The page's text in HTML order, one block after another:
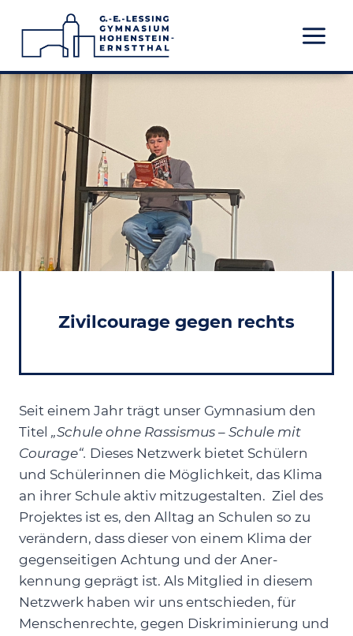
Inhalt
springen
Zivilcourage gegen rechts
Seit einem Jahr trägt unser Gymnasium den
Titel „Schule ohne Rassismus – Schule mit
Courage“. Dieses Netzwerk bietet Schülern
und Schülerinnen die Möglichkeit, das Klima
an ihrer Schule aktiv mitzugestalten. Ziel des
Projektes ist es, den Alltag an Schulen so zu
verändern, dass dieser von einem Klima der
gegenseitigen Achtung und der Aner-
kennung geprägt ist. Als Mitglied in diesem
Netzwerk haben wir uns entschieden, für
Menschenrechte, gegen Diskriminierung und